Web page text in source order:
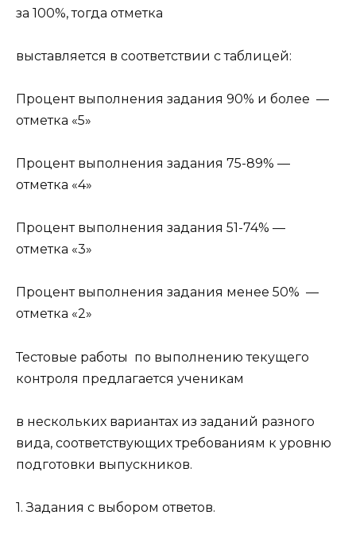
за 100%, тогда отметка
выставляется в соответствии с таблицей:
Процент выполнения задания 90% и более —
отметка «5»
Процент выполнения задания 75-89% —
отметка «4»
Процент выполнения задания 51-74% —
отметка «3»
Процент выполнения задания менее 50% —
отметка «2»
Тестовые работы по выполнению текущего
контроля предлагается ученикам
в нескольких вариантах из заданий разного
вида, соответствующих требованиям к уровню
подготовки выпускников.
1. Задания с выбором ответов.